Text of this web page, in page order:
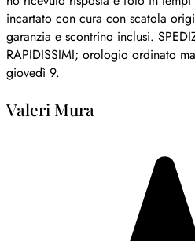
incartato con cura con scatola
garanzia e scontrino inclusi.
RAPIDISSIMI; orologio ordinato
giovedì 9.
Valeri Mura